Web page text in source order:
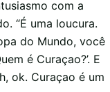
com a
“É uma loucura.
do Mundo, você
é Curaçao?’. E
ok. Curaçao é um